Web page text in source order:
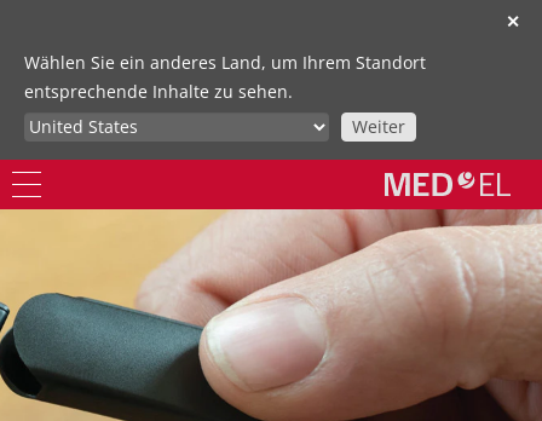
✕
Wählen Sie ein anderes Land, um Ihrem Standort
entsprechende Inhalte zu sehen.
Weiter